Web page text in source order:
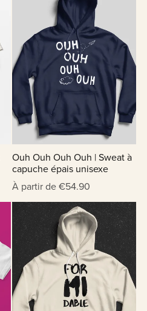
Ouh Ouh Ouh Ouh | Sweat à
capuche épais unisexe
À partir de €54.90